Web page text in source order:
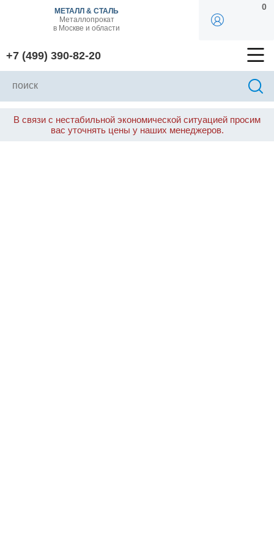
МЕТАЛЛ & СТАЛЬ
Металлопрокат
в Москве и области
+7 (499) 390-82-20
0
В связи с нестабильной экономической ситуацией просим
вас уточнять цены у наших менеджеров.